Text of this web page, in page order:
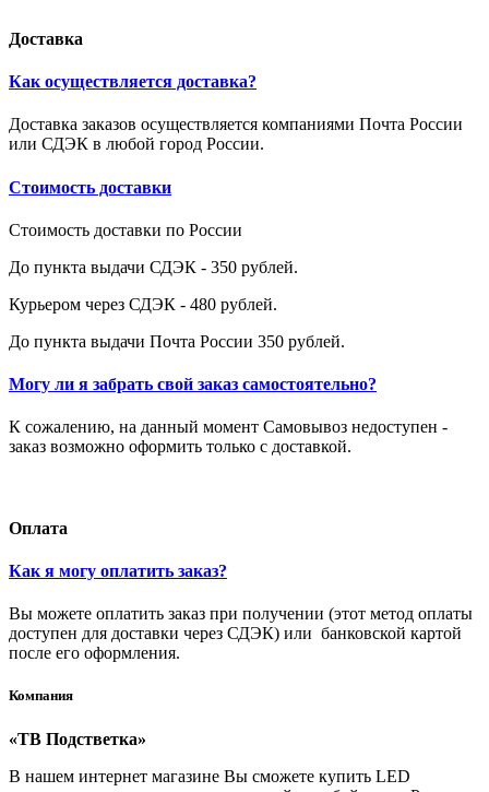
Доставка
Как осуществляется доставка?
Доставка заказов осуществляется компаниями Почта России
или СДЭК в любой город России.
Стоимость доставки
Стоимость доставки по России
До пункта выдачи СДЭК - 350 рублей.
Курьером через СДЭК - 480 рублей.
До пункта выдачи Почта России 350 рублей.
Могу ли я забрать свой заказ самостоятельно?
К сожалению, на данный момент Самовывоз недоступен -
заказ возможно оформить только с доставкой.
Оплата
Как я могу оплатить заказ?
Вы можете оплатить заказ при получении (этот метод оплаты
доступен для доставки через СДЭК) или банковской картой
после его оформления.
Компания
«ТВ Подстветка»
В нашем интернет магазине Вы сможете купить LED